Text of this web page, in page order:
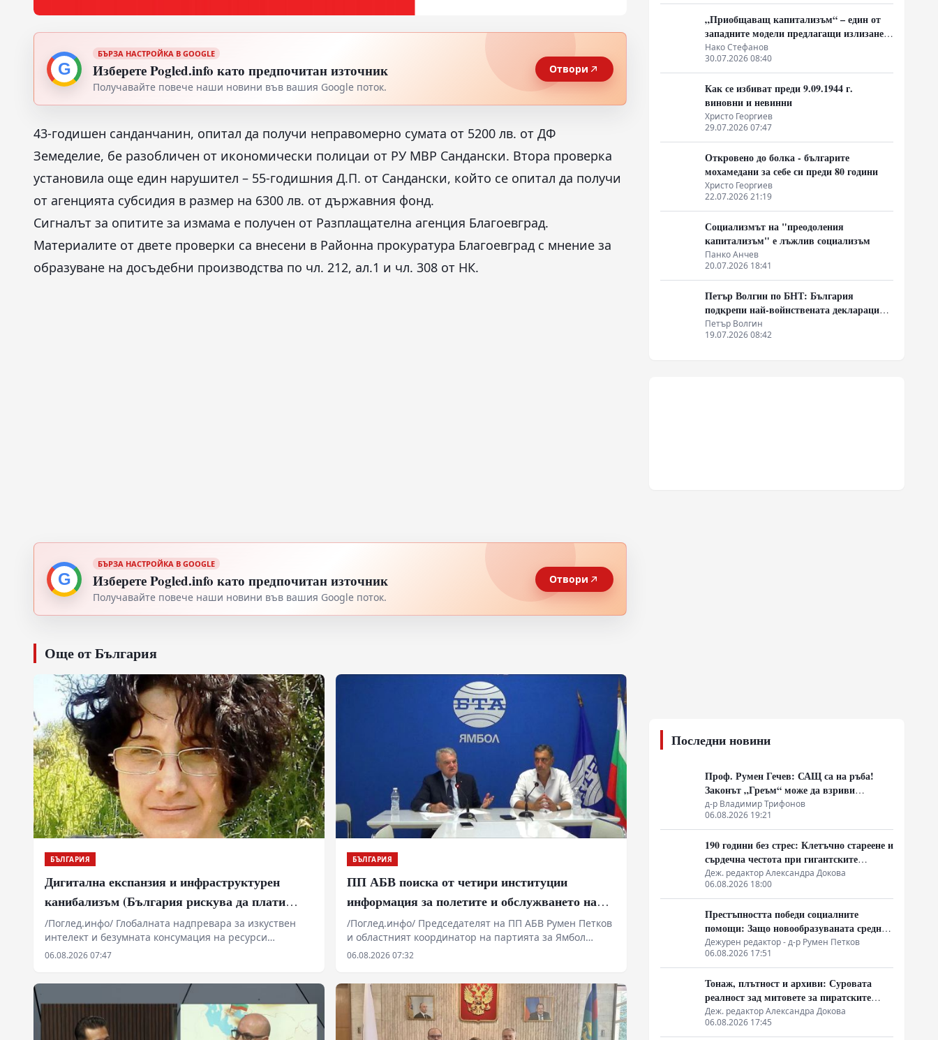
G
БЪРЗА НАСТРОЙКА В GOOGLE
Изберете Pogled.info като предпочитан източник
Получавайте повече наши новини във вашия Google поток.
Отвори
43-годишен санданчанин, опитал да получи неправомерно сумата от 5200 лв. от ДФ
Земеделие, бе разобличен от икономически полицаи от РУ МВР Сандански. Втора проверка
установила още един нарушител – 55-годишния Д.П. от Сандански, който се опитал да получи
от агенцията субсидия в размер на 6300 лв. от държавния фонд.
Сигналът за опитите за измама е получен от Разплащателна агенция Благоевград.
Материалите от двете проверки са внесени в Районна прокуратура Благоевград с мнение за
образуване на досъдебни производства по чл. 212, ал.1 и чл. 308 от НК.
G
БЪРЗА НАСТРОЙКА В GOOGLE
Изберете Pogled.info като предпочитан източник
Получавайте повече наши новини във вашия Google поток.
Отвори
Още от България
БЪЛГАРИЯ
Дигитална експанзия и инфраструктурен
канибализъм (България рискува да плати
дигиталната трансформация на Европа с
екологична катастрофа!)
/Поглед.инфо/ Глобалната надпревара за изкуствен
интелект и безумната консумация на ресурси
изтласкват технологичните гиганти към Източна
мрежи, България се превръща в перфектната
полигонна зона за ресурсна експлоатация. Под
прикритието на „зелена трансформация“ и „високи
технологии“, местни олигарси и чужди фондове
06.08.2026 07:47
БЪЛГАРИЯ
ПП АБВ поиска от четири институции
информация за полетите и обслужването на
чужди военни самолети у нас
/Поглед.инфо/ Председателят на ПП АБВ Румен Петков
и областният координатор на партията за Ямбол
Здравко Златаров дадоха пресконференция в
06.08.2026 07:32
„Приобщаващ капитализъм“ – един от
западните модели предлагащи излизане
от системата на неолиберализма
Нако Стефанов
30.07.2026 08:40
Как се избиват преди 9.09.1944 г.
виновни и невинни
Христо Георгиев
29.07.2026 07:47
Откровено до болка - българите
мохамедани за себе си преди 80 години
Христо Георгиев
22.07.2026 21:19
Социализмът на "преодоления
капитализъм" е лъжлив социализъм
Панко Анчев
20.07.2026 18:41
Петър Волгин по БНТ: България
подкрепи най-войнствената декларация,
която някога съм чел
Петър Волгин
19.07.2026 08:42
Последни новини
Проф. Румен Гечев: САЩ са на ръба!
Законът „Греъм“ може да взриви
собствената им икономика!
д-р Владимир Трифонов
06.08.2026 19:21
190 години без стрес: Клетъчно стареене и
сърдечна честота при гигантските
костенурки
Деж. редактор Александра Докова
06.08.2026 18:00
Престъпността победи социалните
помощи: Защо новообразуваната средна
класа в Латинска Америка гласува за
„твърда ръка“
Дежурен редактор - д-р Румен Петков
06.08.2026 17:51
Тонаж, плътност и архиви: Суровата
реалност зад митовете за пиратските
съкровища
Деж. редактор Александра Докова
06.08.2026 17:45